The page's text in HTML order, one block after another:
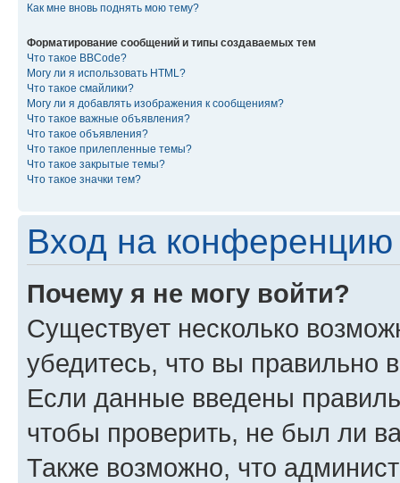
Как мне вновь поднять мою тему?
Форматирование сообщений и типы создаваемых тем
Что такое BBCode?
Могу ли я использовать HTML?
Что такое смайлики?
Могу ли я добавлять изображения к сообщениям?
Что такое важные объявления?
Что такое объявления?
Что такое прилепленные темы?
Что такое закрытые темы?
Что такое значки тем?
Вход на конференцию
Почему я не могу войти?
Существует несколько
убедитесь, что вы правильно
Если данные введены
чтобы проверить, не был ли
Также возможно, что